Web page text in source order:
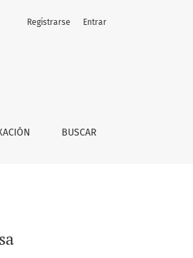
BUSCAR
Registrarse Entrar